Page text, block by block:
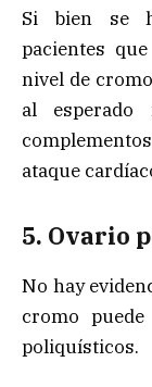
Si bien se
pacientes
nivel de
al
ataque
5. Ovario
No hay
cromo
poliquísticos.